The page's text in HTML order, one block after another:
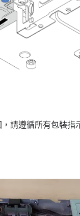
請遵循所有包裝指